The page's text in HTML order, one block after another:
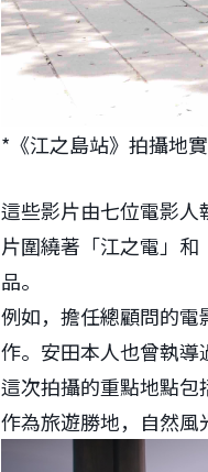
*《江之島站》拍攝地
這些影片由七位電影
片圍繞著「江之電」
品。
例如，擔任總顧問的
作。安田本人也曾執導
這次拍攝的重點地點
作為旅遊勝地，自然風